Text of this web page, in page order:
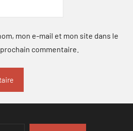
mon e-mail et mon site dans le
commentaire.